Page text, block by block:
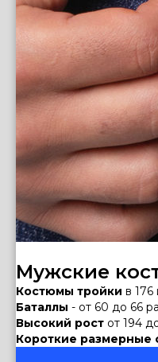
Мужские
Костюмы тройки в 176
Баталлы - от 60 до 66
Высокий рост от 194
Короткие размерные